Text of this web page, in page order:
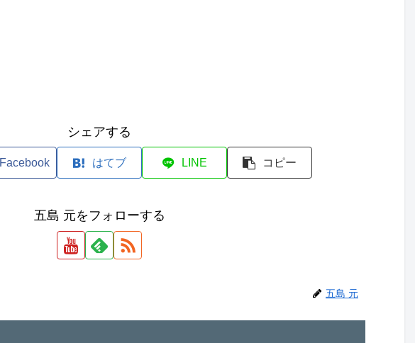
シェアする
Facebook はてブ LINE コピー
五島 元をフォローする
五島 元